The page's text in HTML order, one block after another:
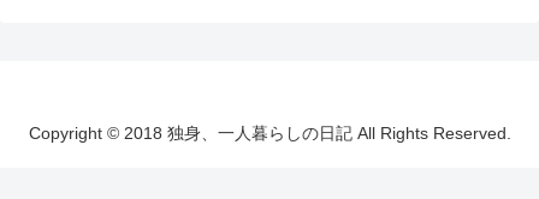
Copyright © 2018 独身、一人暮らしの日記 All Rights Reserved.